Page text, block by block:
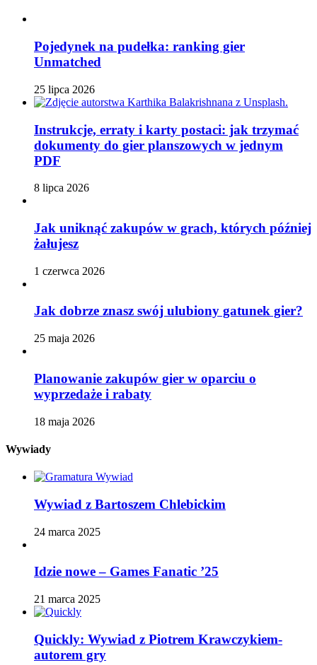
Pojedynek na pudełka: ranking gier
Unmatched
25 lipca 2026
Instrukcje, erraty i karty postaci: jak trzymać
dokumenty do gier planszowych w jednym
PDF
8 lipca 2026
Jak uniknąć zakupów w grach, których później
żałujesz
1 czerwca 2026
Jak dobrze znasz swój ulubiony gatunek gier?
25 maja 2026
Planowanie zakupów gier w oparciu o
wyprzedaże i rabaty
18 maja 2026
Wywiady
Wywiad z Bartoszem Chlebickim
24 marca 2025
Idzie nowe – Games Fanatic ’25
21 marca 2025
Quickly: Wywiad z Piotrem Krawczykiem-
autorem gry